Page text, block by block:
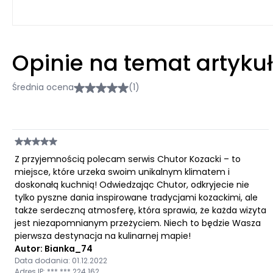
Opinie na temat
Średnia ocena (1)
Z przyjemnością polecam serwis Chutor Kozacki – to
miejsce, które urzeka swoim unikalnym klimatem i
doskonałą kuchnią! Odwiedzając Chutor, odkryjecie nie
tylko pyszne dania inspirowane tradycjami kozackimi, ale
także serdeczną atmosferę, która sprawia, że każda wizyta
jest niezapomnianym przeżyciem. Niech to będzie Wasza
pierwsza destynacja na kulinarnej mapie!
Autor: Bianka_74
Data dodania: 01.12.2022